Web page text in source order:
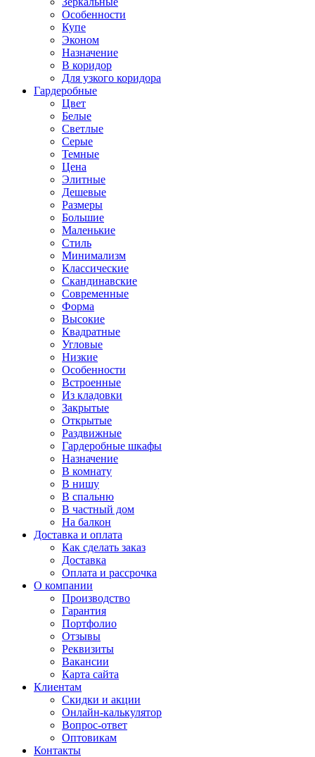
Особенности
Купе
Эконом
Назначение
В коридор
Для узкого коридора
Гардеробные
Цвет
Белые
Светлые
Серые
Темные
Цена
Элитные
Дешевые
Размеры
Большие
Маленькие
Стиль
Минимализм
Классические
Скандинавские
Современные
Форма
Высокие
Квадратные
Угловые
Низкие
Особенности
Встроенные
Из кладовки
Закрытые
Открытые
Раздвижные
Гардеробные шкафы
Назначение
В комнату
В нишу
В спальню
В частный дом
На балкон
Доставка и оплата
Как сделать заказ
Доставка
Оплата и рассрочка
О компании
Производство
Гарантия
Портфолио
Отзывы
Реквизиты
Вакансии
Карта сайта
Клиентам
Скидки и акции
Онлайн-калькулятор
Вопрос-ответ
Оптовикам
Контакты